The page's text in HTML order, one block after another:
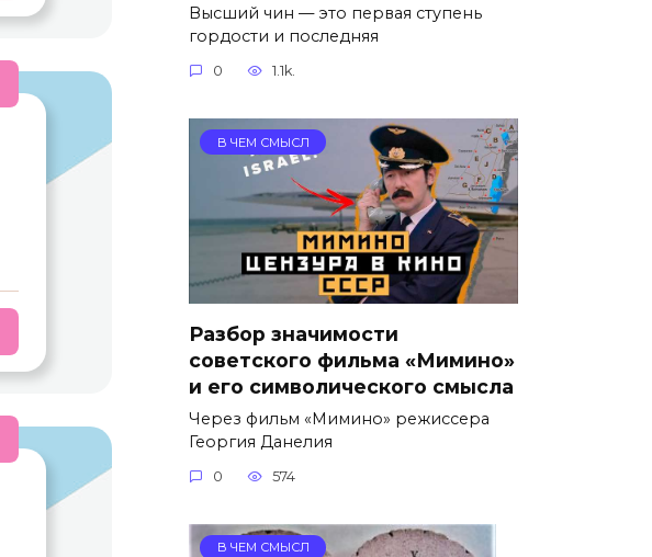
Высший чин — это первая ступень
гордости и последняя
0 1.1k.
В ЧЕМ СМЫСЛ
Разбор значимости
советского фильма «Мимино»
и его символического смысла
Через фильм «Мимино» режиссера
Георгия Данелия
0 574
В ЧЕМ СМЫСЛ